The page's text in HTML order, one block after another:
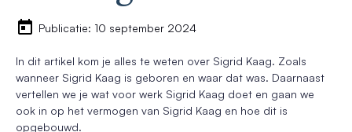
Publicatie: 10 september 2024
In dit artikel kom je alles te weten over Sigrid Kaag. Zoals
wanneer Sigrid Kaag is geboren en waar dat was. Daarnaast
vertellen we je wat voor werk Sigrid Kaag doet en gaan we
ook in op het vermogen van Sigrid Kaag en hoe dit is
opgebouwd.